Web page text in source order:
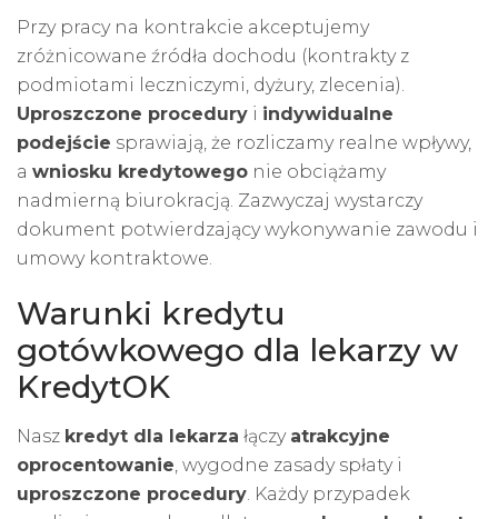
Przy pracy na kontrakcie akceptujemy
zróżnicowane źródła dochodu (kontrakty z
podmiotami leczniczymi, dyżury, zlecenia).
Uproszczone procedury i indywidualne
podejście sprawiają, że rozliczamy realne wpływy,
a wniosku kredytowego nie obciążamy
nadmierną biurokracją. Zazwyczaj wystarczy
dokument potwierdzający wykonywanie zawodu i
umowy kontraktowe.
Warunki kredytu
gotówkowego dla lekarzy w
KredytOK
Nasz kredyt dla lekarza łączy atrakcyjne
oprocentowanie, wygodne zasady spłaty i
uproszczone procedury. Każdy przypadek